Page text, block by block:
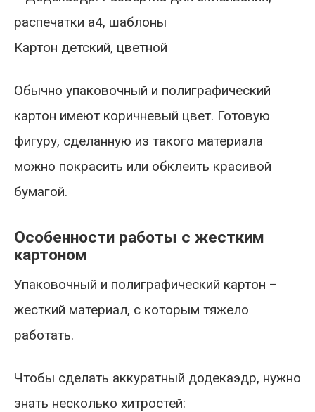
Картон детский, цветной
Обычно упаковочный и полиграфический
картон имеют коричневый цвет. Готовую
фигуру, сделанную из такого материала
можно покрасить или обклеить красивой
бумагой.
Особенности работы с жестким
картоном
Упаковочный и полиграфический картон –
жесткий материал, с которым тяжело
работать.
Чтобы сделать аккуратный додекаэдр, нужно
знать несколько хитростей: